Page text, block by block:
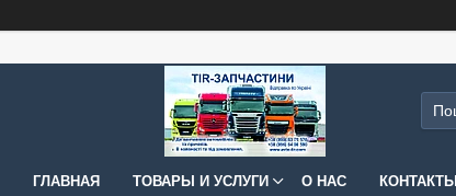
ГЛАВНАЯ ТОВАРЫ И УСЛУГИ О НАС КОНТАКТЫ